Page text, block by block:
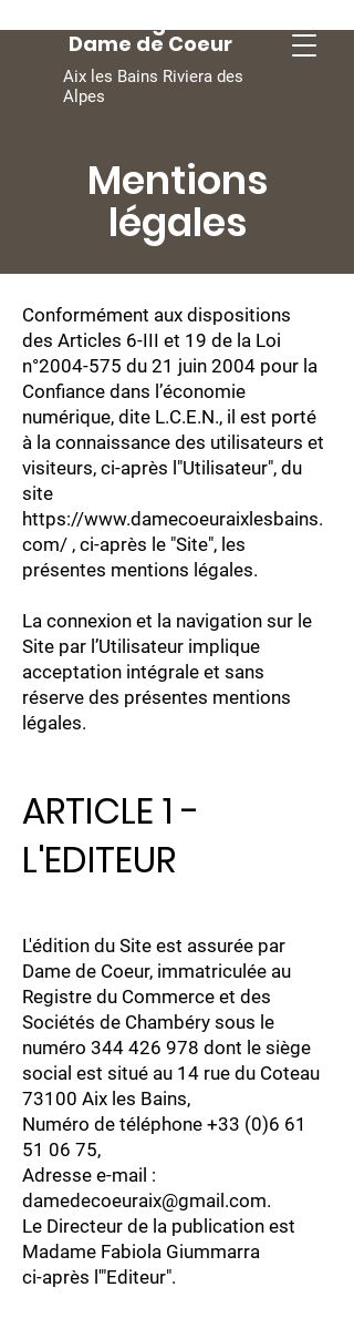
Conciergerie
Dame de Coeur
Aix les Bains Riviera des
Alpes
Mentions
légales
Conformément aux dispositions
des Articles 6-III et 19 de la Loi
n°2004-575 du 21 juin 2004 pour la
Confiance dans l’économie
numérique, dite L.C.E.N., il est porté
à la connaissance des utilisateurs et
visiteurs, ci-après l"Utilisateur", du
site
https://www.damecoeuraixlesbains.
com/ , ci-après le "Site", les
présentes mentions légales.
La connexion et la navigation sur le
Site par l’Utilisateur implique
acceptation intégrale et sans
réserve des présentes mentions
légales.
ARTICLE 1 -
L'EDITEUR
L'édition du Site est assurée par
Dame de Coeur, immatriculée au
Registre du Commerce et des
Sociétés de Chambéry sous le
numéro 344 426 978 dont le siège
social est situé au 14 rue du Coteau
73100 Aix les Bains,
Numéro de téléphone +33 (0)6 61
51 06 75,
Adresse e-mail :
damedecoeuraix@gmail.com.
Le Directeur de la publication est
Madame Fabiola Giummarra
ci-après l'"Editeur".